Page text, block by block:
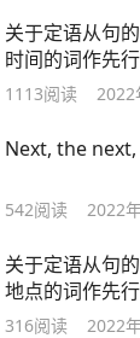
关于定语从句
时间的词作先
1113阅读 2022
Next, the
542阅读 2022
关于定语从句
地点的词作先
316阅读 2022